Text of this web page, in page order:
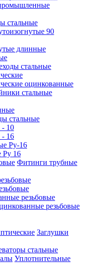
стальные
90
длинные
стальные
оцинкованные
стальные
стальные
10
16
Ру-16
Ру 16
Фитинги трубные
резьбовые
резьбовые
Заглушки
стальные
Уплотнительные